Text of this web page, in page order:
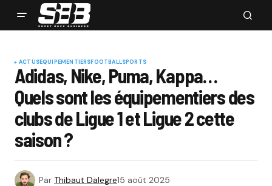
ACTUSEQUIPEMENTIERSFOOTBALLSPORTS
Adidas, Nike, Puma, Kappa…
Quels sont les équipementiers des
clubs de Ligue 1 et Ligue 2 cette
saison ?
Par Thibaut Dalegre15 août 2025